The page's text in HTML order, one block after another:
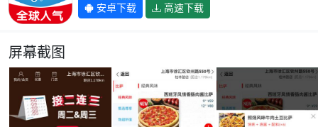
安卓下载 高速下载
屏幕截图